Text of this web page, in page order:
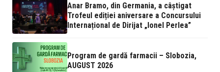
Anar Bramo, din Germania, a câștigat
Trofeul ediției aniversare a Concursului
Internațional de Dirijat „Ionel Perlea”
Program de gardă farmacii – Slobozia,
AUGUST 2026